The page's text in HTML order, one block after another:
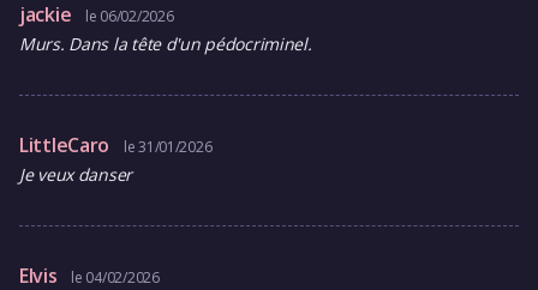
jackie le 06/02/2026
Murs. Dans la tête d'un pédocriminel.
LittleCaro le 31/01/2026
Je veux danser
Elvis le 04/02/2026